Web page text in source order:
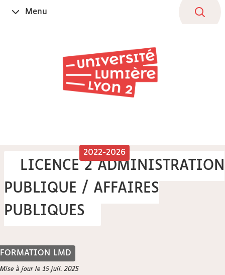
OuvrirMenu
FORMATION LMD
2022-2026
LICENCE 2 ADMINISTRATION
PUBLIQUE / AFFAIRES
PUBLIQUES
Vous
Accueil
Mise à jour le 15 juil. 2025